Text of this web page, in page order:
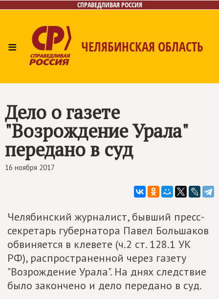
СПРАВЕДЛИВАЯ РОССИЯ
≡ ЧЕЛЯБИНСКАЯ ОБЛАСТЬ
Дело о газете
"Возрождение Урала"
передано в суд
16 ноября 2017
Челябинский журналист, бывший пресс-
секретарь губернатора Павел Большаков
обвиняется в клевете (ч.2 ст. 128.1 УК
РФ), распространенной через газету
"Возрождение Урала". На днях следствие
было закончено и дело передано в суд.